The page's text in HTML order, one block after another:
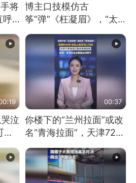
将
呼
考
博主口技模仿古
筝“弹”《枉凝眉》，“太
像了～你是吃古筝长大的
吗？”“或将成为首位考级
不带古筝的选手。”（来
源：新华每日电讯）
泣
不
”
00:37
你楼下的“兰州拉面”或改
名“青海拉面”，天津72家
面馆已集体更换招牌